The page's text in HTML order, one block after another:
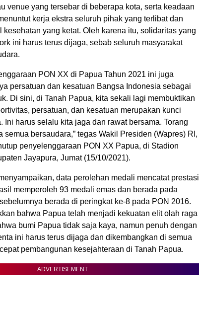
venue yang tersebar di beberapa kota, serta keadaan
kerja ekstra seluruh pihak yang terlibat dan
kesehatan yang ketat. Oleh karena itu, solidaritas yang
ini harus terus dijaga, sebab seluruh masyarakat
PON XX di Papua Tahun 2021 ini juga
persatuan dan kesatuan Bangsa Indonesia sebagai
Di sini, di Tanah Papua, kita sekali lagi membuktikan
persatuan, dan kesatuan merupakan kunci
Ini harus selalu kita jaga dan rawat bersama. Torang
semua bersaudara,” tegas Wakil Presiden (Wapres) RI,
penyelenggaraan PON XX Papua, di Stadion
Jayapura, Jumat (15/10/2021).
data perolehan medali mencatat prestasi
memperoleh 93 medali emas dan berada pada
berada di peringkat ke-8 pada PON 2016.
bahwa Papua telah menjadi kekuatan elit olah raga
bumi Papua tidak saja kaya, namun penuh dengan
ini harus terus dijaga dan dikembangkan di semua
pembangunan kesejahteraan di Tanah Papua.
ADVERTISEMENT